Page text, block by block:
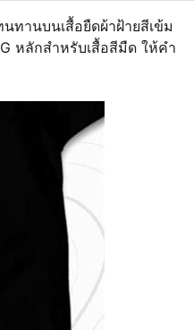
ทานบนเสื้อยืดผ้าฝ้ายสีเข้ม
หลักสําหรับเสื้อสีมืด ให้คํา